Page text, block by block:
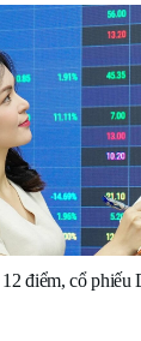
điểm, cổ phiếu